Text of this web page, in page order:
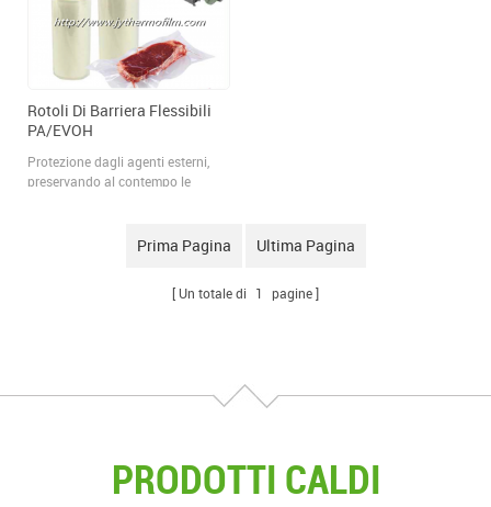
Rotoli Di Barriera Flessibili
PA/EVOH
Protezione dagli agenti esterni,
preservando al contempo le
prodotto. Determinare il livello di
protezione necessario può essere
Prima Pagina Ultima Pagina
Un totale di 1 pagine
PRODOTTI CALDI